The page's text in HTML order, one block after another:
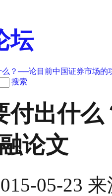
坛
？──论目前中国证券市场的
搜索
付出什
论文
05-23 来